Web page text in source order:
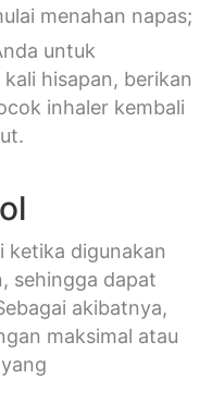
menahan napas;
untuk
hisapan, berikan
inhaler kembali
ketika digunakan
sehingga dapat
akibatnya,
maksimal atau